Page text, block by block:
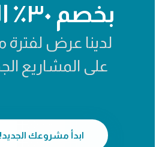
بخصم ٣٠٪ اليوم!
لدينا عرض لفترة
على المشاريع
ابدأ مشروعك الجديد!